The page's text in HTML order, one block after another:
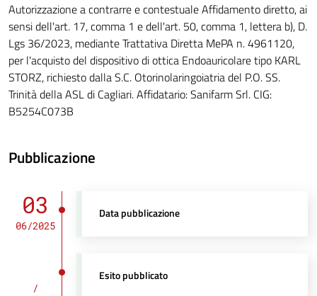
Autorizzazione a contrarre e contestuale Affidamento diretto, ai
sensi dell'art. 17, comma 1 e dell'art. 50, comma 1, lettera b), D.
Lgs 36/2023, mediante Trattativa Diretta MePA n. 4961120,
per l'acquisto del dispositivo di ottica Endoauricolare tipo KARL
STORZ, richiesto dalla S.C. Otorinolaringoiatria del P.O. SS.
Trinità della ASL di Cagliari. Affidatario: Sanifarm Srl. CIG:
B5254C073B
Pubblicazione
03
06/2025
Data pubblicazione
/
Esito pubblicato